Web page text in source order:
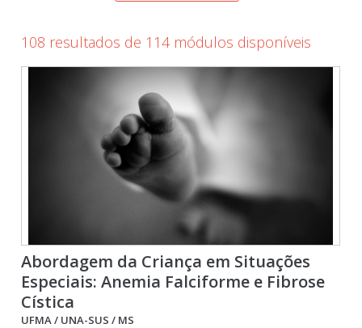
108 resultados de 114 módulos disponíveis
Abordagem da Criança em Situações
Especiais: Anemia Falciforme e Fibrose
Cística
UFMA / UNA-SUS / MS